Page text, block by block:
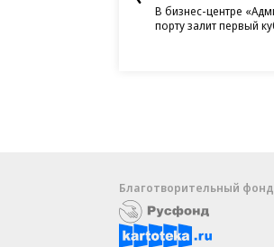
В бизнес-центре
порту залит первый
Благотворительный фонд